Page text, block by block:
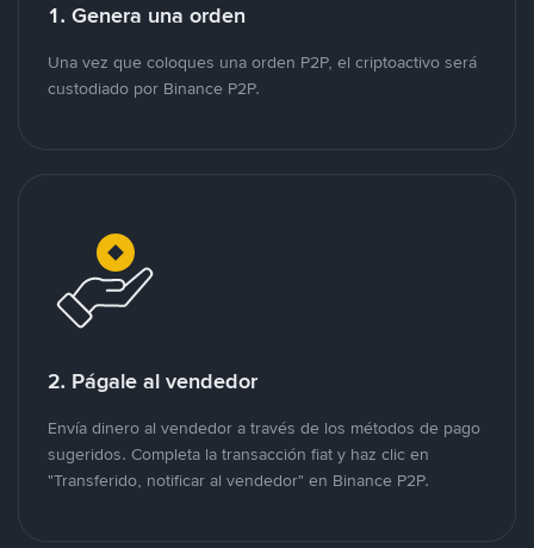
1. Genera una orden
Una vez que coloques una orden P2P, el criptoactivo será
custodiado por Binance P2P.
2. Págale al vendedor
Envía dinero al vendedor a través de los métodos de pago
sugeridos. Completa la transacción fiat y haz clic en
"Transferido, notificar al vendedor" en Binance P2P.